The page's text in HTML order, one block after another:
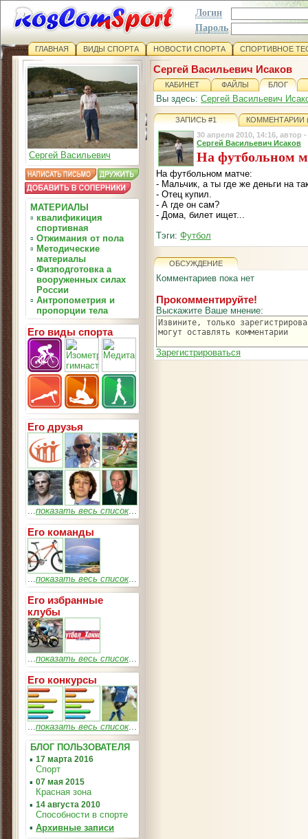
Логин
Пароль
ГЛАВНАЯ ВИДЫ СПОРТА НОВОСТИ СПОРТА СПОРТИВНОЕ
Сергей Васильевич
МАТЕРИАЛЫ
▫ квалификиция
спортивная
▫ Отжимания от пола
▫ Методические
материалы
▫ Физподготовка а
вооруженных силах
России
▫ Антропометрия и
пропорции тела
Его виды спорта
Его друзья
...показать весь список...
Его команды
...показать весь список...
Его избранные
клубы
...показать весь список...
Его конкурсы
...показать весь список...
БЛОГ ПОЛЬЗОВАТЕЛЯ
▪ 17 марта 2016
Спорт
▪ 07 мая 2015
Красная зона
▪ 14 августа 2010
Способности в спорте
▪ Архивные записи
Сергей Васильевич Исаков
КАБИНЕТ ФАЙЛЫ БЛОГ
Вы здесь: Сергей Васильевич
ЗАПИСЬ #1
КОММЕНТАРИИ
30 апреля 2010, 14:16, автор
Сергей Васильевич Исаков
На футбольном
На футбольном матче:
- Мальчик, а ты где же деньги на
- Отец купил.
- А где он сам?
- Дома, билет ищет...
Тэги: Футбол
ОБСУЖДЕНИЕ
Комментариев пока нет
Прокомментируйте!
Выскажите Ваше мнение:
Зарегистрироваться